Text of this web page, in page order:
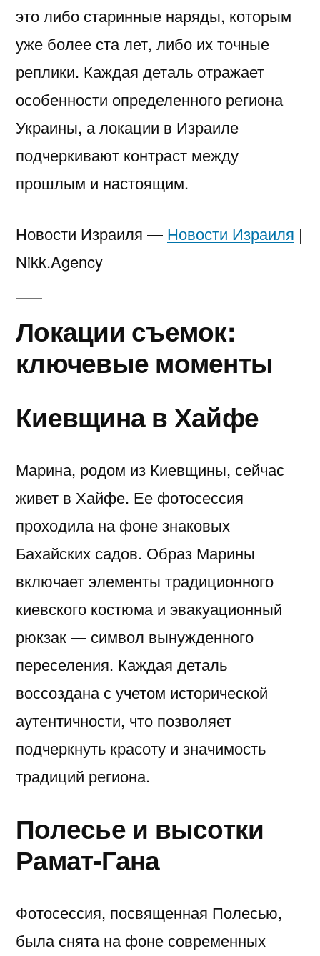
это либо старинные наряды, которым
уже более ста лет, либо их точные
реплики. Каждая деталь отражает
особенности определенного региона
Украины, а локации в Израиле
подчеркивают контраст между
прошлым и настоящим.
Новости Израиля — Новости Израиля |
Nikk.Agency
Локации съемок:
ключевые моменты
Киевщина в Хайфе
Марина, родом из Киевщины, сейчас
живет в Хайфе. Ее фотосессия
проходила на фоне знаковых
Бахайских садов. Образ Марины
включает элементы традиционного
киевского костюма и эвакуационный
рюкзак — символ вынужденного
переселения. Каждая деталь
воссоздана с учетом исторической
аутентичности, что позволяет
подчеркнуть красоту и значимость
традиций региона.
Полесье и высотки
Рамат-Гана
Фотосессия, посвященная Полесью,
была снята на фоне современных